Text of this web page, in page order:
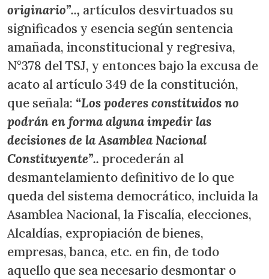
originario”.., artículos desvirtuados su
significados y esencia según sentencia
amañada, inconstitucional y regresiva,
N°378 del TSJ, y entonces bajo la excusa de
acato al artículo 349 de la constitución,
que señala: “Los poderes constituidos no
podrán en forma alguna impedir las
decisiones de la Asamblea Nacional
Constituyente”.. procederán al
desmantelamiento definitivo de lo que
queda del sistema democrático, incluida la
Asamblea Nacional, la Fiscalía, elecciones,
Alcaldías, expropiación de bienes,
empresas, banca, etc. en fin, de todo
aquello que sea necesario desmontar o